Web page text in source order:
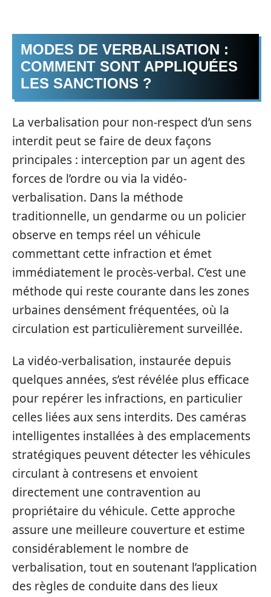
MODES DE VERBALISATION :
COMMENT SONT APPLIQUÉES
LES SANCTIONS ?
La verbalisation pour non-respect d’un sens
interdit peut se faire de deux façons
principales : interception par un agent des
forces de l’ordre ou via la vidéo-
verbalisation. Dans la méthode
traditionnelle, un gendarme ou un policier
observe en temps réel un véhicule
commettant cette infraction et émet
immédiatement le procès-verbal. C’est une
méthode qui reste courante dans les zones
urbaines densément fréquentées, où la
circulation est particulièrement surveillée.
La vidéo-verbalisation, instaurée depuis
quelques années, s’est révélée plus efficace
pour repérer les infractions, en particulier
celles liées aux sens interdits. Des caméras
intelligentes installées à des emplacements
stratégiques peuvent détecter les véhicules
circulant à contresens et envoient
directement une contravention au
propriétaire du véhicule. Cette approche
assure une meilleure couverture et estime
considérablement le nombre de
verbalisation, tout en soutenant l’application
des règles de conduite dans des lieux